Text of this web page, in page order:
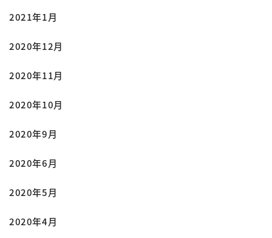
2021年1月
2020年12月
2020年11月
2020年10月
2020年9月
2020年6月
2020年5月
2020年4月